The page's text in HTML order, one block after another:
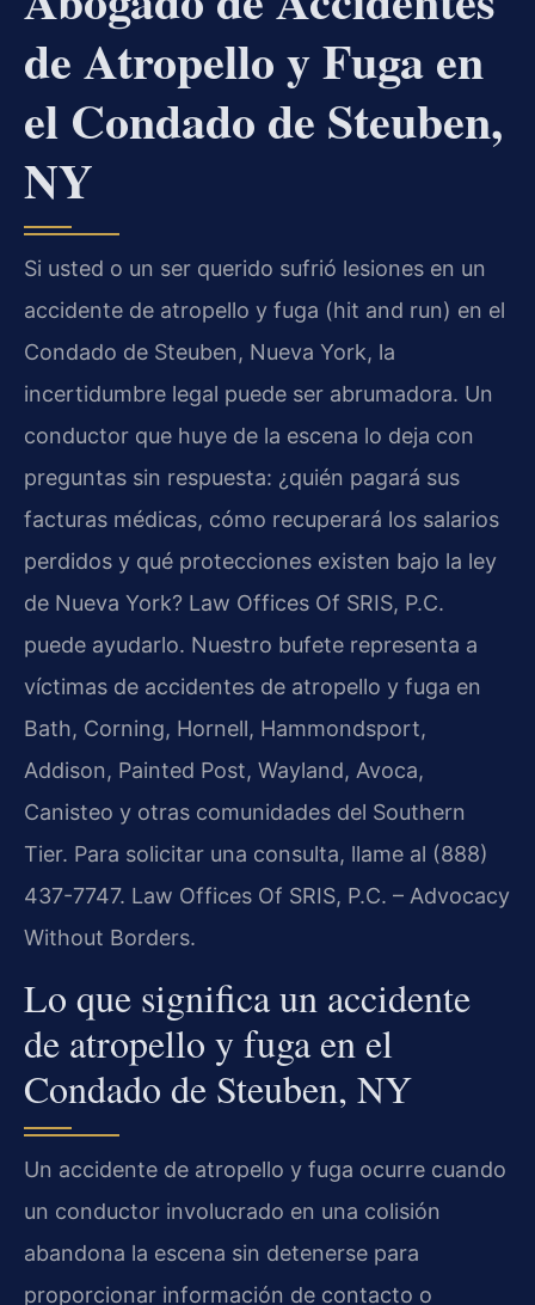
de Atropello y Fuga en
el Condado de Steuben,
NY
Si usted o un ser querido sufrió lesiones en un
accidente de atropello y fuga (hit and run) en el
Condado de Steuben, Nueva York, la
incertidumbre legal puede ser abrumadora. Un
conductor que huye de la escena lo deja con
preguntas sin respuesta: ¿quién pagará sus
facturas médicas, cómo recuperará los salarios
perdidos y qué protecciones existen bajo la ley
de Nueva York? Law Offices Of SRIS, P.C.
puede ayudarlo. Nuestro bufete representa a
víctimas de accidentes de atropello y fuga en
Bath, Corning, Hornell, Hammondsport,
Addison, Painted Post, Wayland, Avoca,
Canisteo y otras comunidades del Southern
Tier. Para solicitar una consulta, llame al (888)
437-7747. Law Offices Of SRIS, P.C. – Advocacy
Without Borders.
Lo que significa un accidente
de atropello y fuga en el
Condado de Steuben, NY
Un accidente de atropello y fuga ocurre cuando
un conductor involucrado en una colisión
abandona la escena sin detenerse para
proporcionar información de contacto o